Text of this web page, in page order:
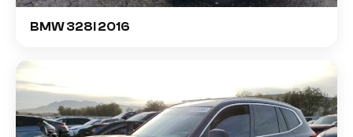
BMW 328I 2016